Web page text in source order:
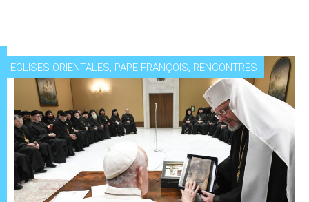
EGLISES ORIENTALES, PAPE FRANÇOIS, RENCONTRES